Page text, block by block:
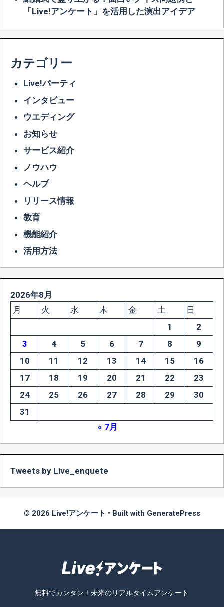
「Live!アンケート」を活用した演出アイデア
カテゴリー
Live!パーティ
インタビュー
ウエディング
お知らせ
サービス紹介
ノウハウ
ヘルプ
リリース情報
教育
機能紹介
活用方法
2026年8月
月
火 水 木 金 土
日
1
2
3
4 5 6 7 8
9
10
11 12 13 14 15
16
17
18 19 20 21 22
23
24
25 26 27 28 29
30
31
« 7月
Tweets by Live_enquete
© 2026 Live!アンケート • Built with GeneratePress
無料でカンタン！未来のリアルタイムアンケート